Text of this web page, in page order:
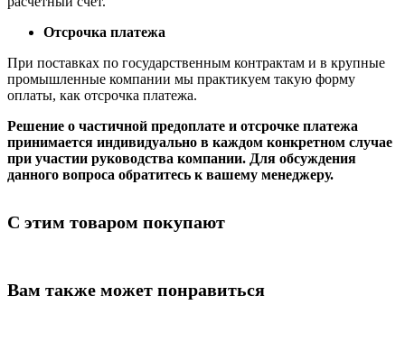
Отсрочка платежа
При поставках по государственным контрактам и в крупные
промышленные компании мы практикуем такую форму
оплаты, как отсрочка платежа.
Решение о частичной предоплате и отсрочке платежа
принимается индивидуально в каждом конкретном случае
при участии руководства компании. Для обсуждения
данного вопроса обратитесь к вашему менеджеру.
С этим товаром покупают
Вам также может понравиться